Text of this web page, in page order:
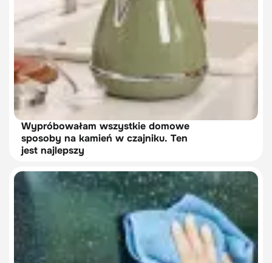
Wypróbowałam wszystkie domowe
sposoby na kamień w czajniku. Ten
jest najlepszy